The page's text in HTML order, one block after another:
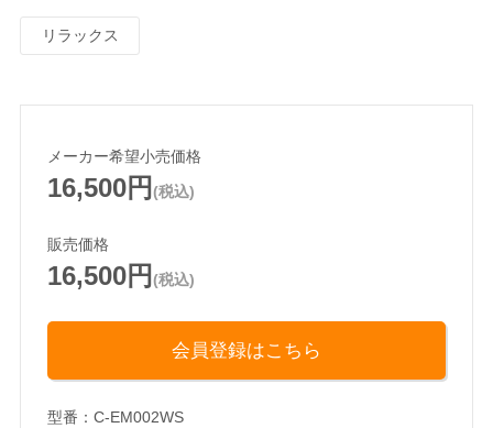
リラックス
メーカー希望小売価格
16,500円 (税込)
販売価格
16,500円 (税込)
会員登録はこちら
型番：C-EM002WS